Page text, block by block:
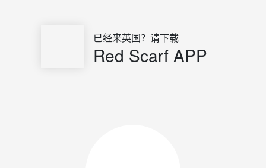
已经来英国？请下载
Red Scarf APP